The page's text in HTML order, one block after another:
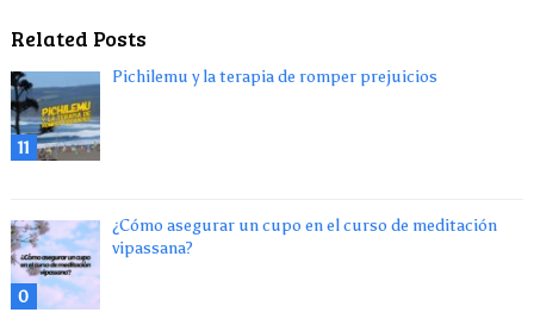
Related Posts
11
Pichilemu y la terapia de romper prejuicios
0
¿Cómo asegurar un cupo en el curso de meditación
vipassana?